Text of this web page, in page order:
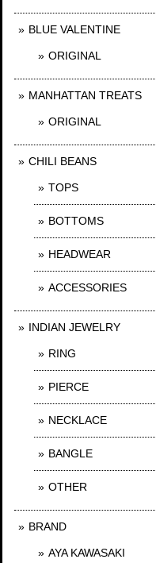
BLUE VALENTINE
ORIGINAL
MANHATTAN TREATS
ORIGINAL
CHILI BEANS
TOPS
BOTTOMS
HEADWEAR
ACCESSORIES
INDIAN JEWELRY
RING
PIERCE
NECKLACE
BANGLE
OTHER
BRAND
AYA KAWASAKI